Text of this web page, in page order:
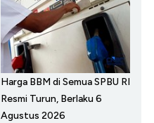
Harga BBM di Semua SPBU RI
Resmi Turun, Berlaku 6
Agustus 2026